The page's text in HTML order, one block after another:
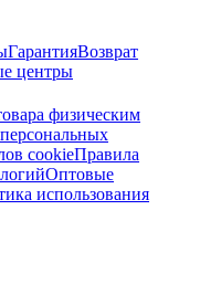
ГарантияВозврат
центры
физическим
cookieПравила
Оптовые
использования